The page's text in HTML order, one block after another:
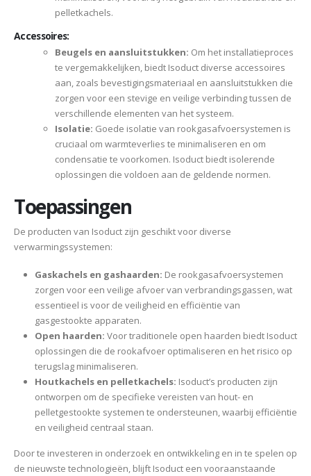
pelletkachels.
Accessoires:
Beugels en aansluitstukken: Om het installatieproces
te vergemakkelijken, biedt Isoduct diverse accessoires
aan, zoals bevestigingsmateriaal en aansluitstukken die
zorgen voor een stevige en veilige verbinding tussen de
verschillende elementen van het systeem.
Isolatie: Goede isolatie van rookgasafvoersystemen is
cruciaal om warmteverlies te minimaliseren en om
condensatie te voorkomen. Isoduct biedt isolerende
oplossingen die voldoen aan de geldende normen.
Toepassingen
De producten van Isoduct zijn geschikt voor diverse
verwarmingssystemen:
Gaskachels en gashaarden: De rookgasafvoersystemen
zorgen voor een veilige afvoer van verbrandingsgassen, wat
essentieel is voor de veiligheid en efficiëntie van
gasgestookte apparaten.
Open haarden: Voor traditionele open haarden biedt Isoduct
oplossingen die de rookafvoer optimaliseren en het risico op
terugslag minimaliseren.
Houtkachels en pelletkachels: Isoduct’s producten zijn
ontworpen om de specifieke vereisten van hout- en
pelletgestookte systemen te ondersteunen, waarbij efficiëntie
en veiligheid centraal staan.
Door te investeren in onderzoek en ontwikkeling en in te spelen op
de nieuwste technologieën, blijft Isoduct een vooraanstaande